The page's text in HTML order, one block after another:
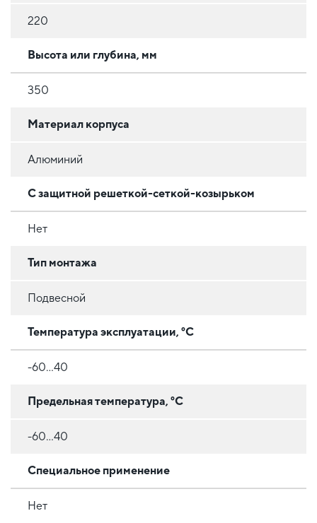
220
Высота или глубина, мм
350
Материал корпуса
Алюминий
С защитной решеткой-сеткой-козырьком
Нет
Тип монтажа
Подвесной
Температура эксплуатации, °C
-60...40
Предельная температура, °C
-60...40
Специальное применение
Нет